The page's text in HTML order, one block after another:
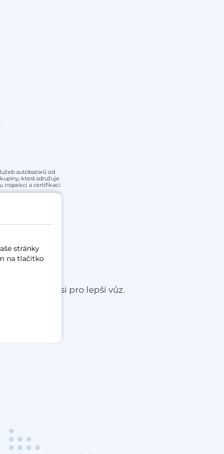
autobazarů od
která sdružuje
inspekci a certifikaci.
a přijďte si pro lepší vůz.
stránky
na tlačítko